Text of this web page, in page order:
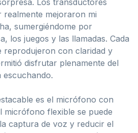
realmente mejoraron mi
sumergiéndome por
los juegos y las llamadas. Cada
reprodujeron con claridad y
disfrutar plenamente del
escuchando.
es el micrófono con
micrófono flexible se puede
captura de voz y reducir el